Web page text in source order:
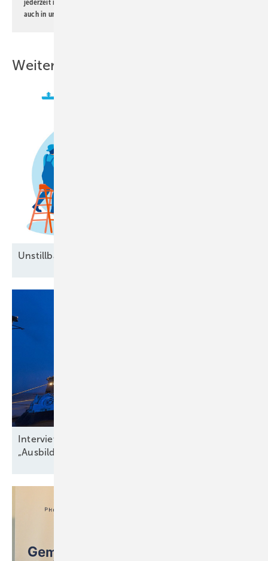
jederzeit möglich. Informationen zum Umgang mit Daten finden Sie
auch in unserer
Weitere Inhalte
Unstillbarer Appetit auf
Interview zu Jobs in der Windbranche:
„Ausbildungsquote niedriger als